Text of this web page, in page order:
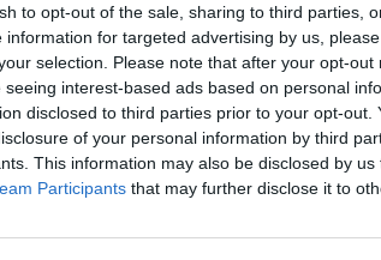
to opt-out of the sale, sharing to third parties,
information for targeted advertising by us,
selection. Please note that after your opt-
seeing interest-based ads based on personal
disclosed to third parties prior to your opt-
of your personal information by third
This information may also be disclosed by
Participants that may further disclose it to
Sánchez adelanta
Ministros de este
nueva ley de
PorRaquel López Pacios
lunes, 25 de octubre de 2021